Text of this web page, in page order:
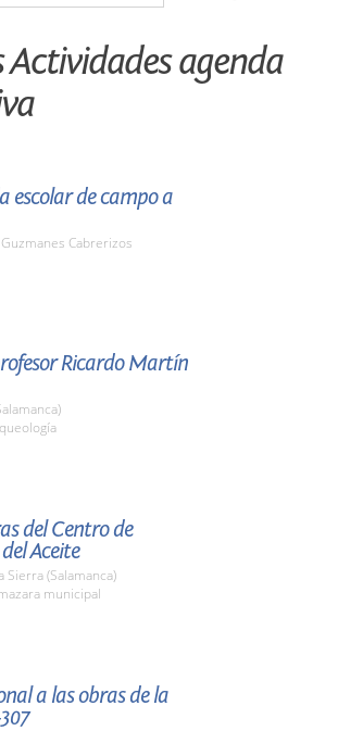
agenda
escolar de campo a
Cabrerizos
Ricardo Martín
del Centro de
Aceite
Sierra (Salamanca)
municipal
a las obras de la